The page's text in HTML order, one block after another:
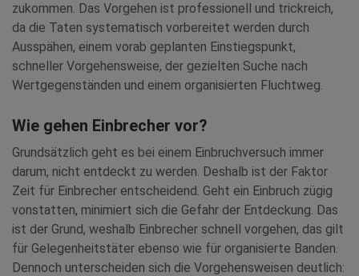
zukommen. Das Vorgehen ist professionell und trickreich,
da die Taten systematisch vorbereitet werden durch
Ausspähen, einem vorab geplanten Einstiegspunkt,
schneller Vorgehensweise, der gezielten Suche nach
Wertgegenständen und einem organisierten Fluchtweg.
Wie gehen Einbrecher vor?
Grundsätzlich geht es bei einem Einbruchversuch immer
darum, nicht entdeckt zu werden. Deshalb ist der Faktor
Zeit für Einbrecher entscheidend. Geht ein Einbruch zügig
vonstatten, minimiert sich die Gefahr der Entdeckung. Das
ist der Grund, weshalb Einbrecher schnell vorgehen, das gilt
für Gelegenheitstäter ebenso wie für organisierte Banden.
Dennoch unterscheiden sich die Vorgehensweisen deutlich: